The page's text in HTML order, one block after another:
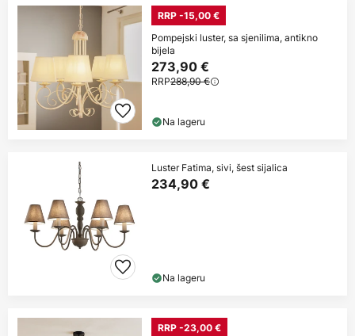
RRP -15,00 €
Pompejski luster, sa sjenilima, antikno
bijela
273,90 €
RRP288,90 €
Na lageru
Luster Fatima, sivi, šest sijalica
234,90 €
Na lageru
RRP -23,00 €